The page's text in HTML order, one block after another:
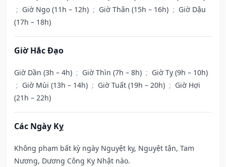
; Giờ Ngọ (11h – 12h) ; Giờ Thân (15h – 16h) ; Giờ Dậu
(17h – 18h)
Giờ Hắc Đạo
Giờ Dần (3h – 4h) ; Giờ Thìn (7h – 8h) ; Giờ Tỵ (9h – 10h)
; Giờ Mùi (13h – 14h) ; Giờ Tuất (19h – 20h) ; Giờ Hợi
(21h – 22h)
Các Ngày Kỵ
Không phạm bất kỳ ngày Nguyệt kỵ, Nguyệt tận, Tam
Nương, Dương Công Kỵ Nhật nào.